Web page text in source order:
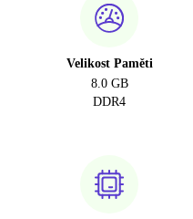
Velikost Paměti
8.0 GB
DDR4